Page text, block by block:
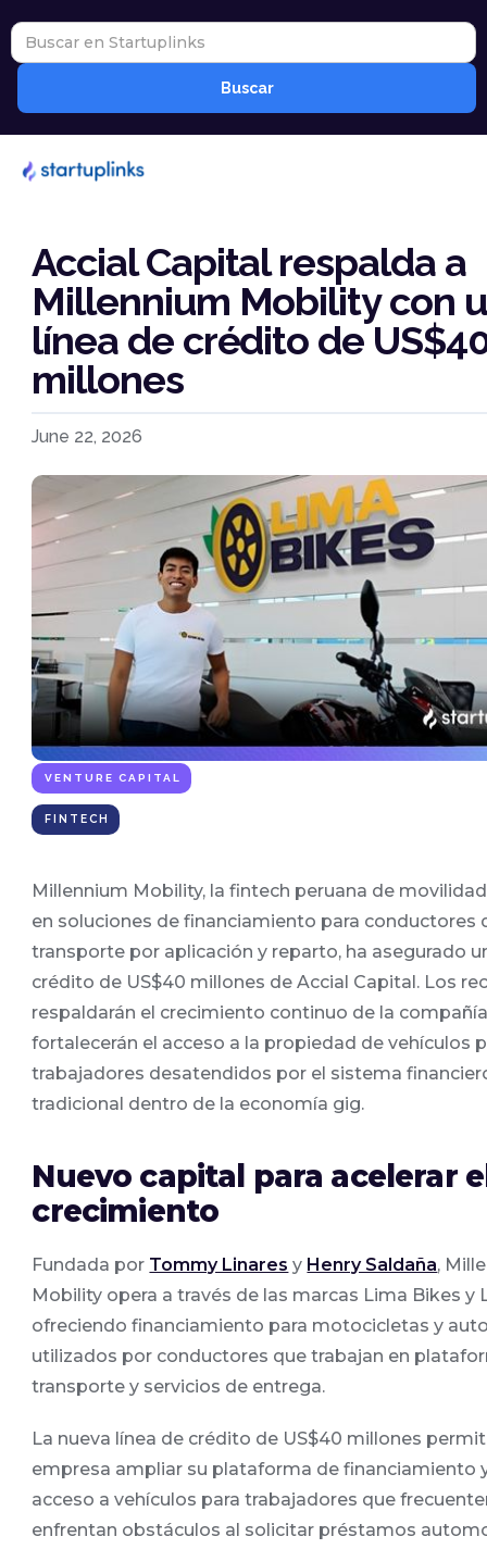
Accial Capital respalda a
Millennium Mobility con
línea de crédito de
millones
June 22, 2026
VENTURE CAPITAL
FINTECH
Millennium Mobility, la fintech peruana de
en soluciones de financiamiento para conductores
transporte por aplicación y reparto, ha asegurado
crédito de US$40 millones de Accial Capital. Los
respaldarán el crecimiento continuo de la
fortalecerán el acceso a la propiedad de vehículos
trabajadores desatendidos por el sistema
tradicional dentro de la economía gig.
Nuevo capital para acelerar
crecimiento
Fundada por Tommy Linares y Henry Saldaña,
Mobility opera a través de las marcas Lima Bikes y
ofreciendo financiamiento para motocicletas y
utilizados por conductores que trabajan en
transporte y servicios de entrega.
La nueva línea de crédito de US$40 millones
empresa ampliar su plataforma de financiamiento
acceso a vehículos para trabajadores que
enfrentan obstáculos al solicitar préstamos